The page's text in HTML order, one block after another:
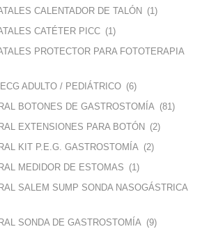
CALENTADOR DE TALÓN (1)
CATÉTER PICC (1)
PROTECTOR PARA FOTOTERAPIA
ADULTO / PEDIÁTRICO (6)
BOTONES DE GASTROSTOMÍA (81)
EXTENSIONES PARA BOTÓN (2)
KIT P.E.G. GASTROSTOMÍA (2)
MEDIDOR DE ESTOMAS (1)
SALEM SUMP SONDA NASOGÁSTRICA
SONDA DE GASTROSTOMÍA (9)